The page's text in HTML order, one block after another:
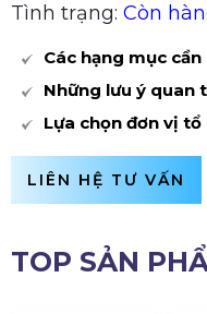
Tình trạng: Còn
Các hạng mục
Những lưu ý quan
Lựa chọn đơn vị
LIÊN HỆ TƯ VẤN
TOP SẢN